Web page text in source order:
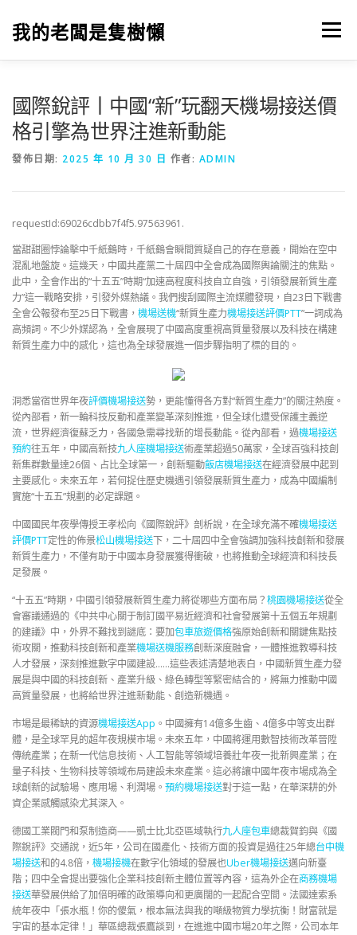
我的老闆是隻樹懶 選單
國際銳評丨中國“新”玩翻天機場接送價
格引擎為世界注進新動能
發佈日期: 2025 年 10 月 30 日 作者: ADMIN
requestId:69026cdbb7f4f5.97563961.
當甜甜圈悖論擊中千紙鶴時，千紙鶴會瞬間質疑自己的存在意義，開始在空中
混亂地盤旋。這幾天，中國共產黨二十屆四中全會成為國際輿論關注的焦點。
此中，全會作出的“十五五”時期“加速高程度科技自立自強，引領發展新質生產
力”這一戰略安排，引發外媒熱議。我們搜刮國際主流媒體發現，自23日下戰書
全會公報發布至25日下戰書， 機場送機“新質生產力機場接送評價PTT”一詞成為
高頻詞。不少外媒認為，全會展現了中國高度重視高質量發展以及科技在構建
新質生產力中的感化，這也為全球發展進一個步驟指明了標的目的。
洞悉當宿世界年夜評價機場接送勢，更能懂得各方對“新質生產力”的關注熱度。
從內部看，新一輪科技反動和產業變革深刻推進，但全球化遭受保護主義逆
流，世界經濟復蘇乏力，各國急需尋找新的增長動能。從內部看，過機場接送
預約往五年，中國高新技九人座機場接送術產業超過50萬家，全球百強科技創
新集群數量達26個、占比全球第一，創新驅動飯店機場接送在經濟發展中起到
主要感化。未來五年，若何捉住歷史機遇引領發展新質生產力，成為中國編制
實施“十五五”規劃的必定課題。
中國國民年夜學傳授王孝松向《國際銳評》剖析說，在全球充滿不確機場接送
評價PTT定性的佈景松山機場接送下，二十屆四中全會強調加強科技創新和發展
新質生產力，不僅有助于中國本身發展獲得衝破，也將推動全球經濟和科技長
足發展。
“十五五”時期，中國引領發展新質生產力將從哪些方面布局？桃園機場接送從全
會審議通過的《中共中心關于制訂國平易近經濟和社會發展第十五個五年規劃
的建議》中，外界不難找到謎底：要加包車旅遊價格強原始創新和關鍵焦點技
術攻關，推動科技創新和產業機場送機服務創新深度融會，一體推進教導科技
人才發展，深刻推進數字中國建設……這些表述清楚地表白，中國新質生產力發
展是與中國的科技創新、產業升級、綠色轉型等緊密結合的，將無力推動中國
高質量發展，也將給世界注進新動能、創造新機遇。
市場是最稀缺的資源機場接送App 。中國擁有14億多生齒、4億多中等支出群
體，是全球罕見的超年夜規模市場。未來五年，中國將運用數智技術改革晉陞
傳統產業；在新一代信息技術、人工智能等領域培養壯年夜一批新興產業；在
量子科技、生物科技等領域布局建設未來產業。這必將讓中國年夜市場成為全
球創新的試驗場、應用場、利潤場。 預約機場接送對于這一點，在華深耕的外
資企業感觸感染尤其深入。
德國工業閥門和泵制造商——凱士比北亞區域執行九人座包車總裁賀鈞與《國
際銳評》交通說，近5年，公司在國產化、技術方面的投資是過往25年總台中機
場接送和的4.8倍， 機場接機在數字化領域的發展也Uber機場接送邁向新臺
階；四中全會提出要強化企業科技創新主體位置等內容，這為外企在商務機場
接送華發展供給了加倍明確的政策導向和更廣闊的一起配合空間。法國達索系
統年夜中「張水瓶！你的傻氣，根本無法與我的噸級物質力學抗衡！財富就是
宇宙的基本定律！」華區總裁張鷹談到，在進進中國市場20年之際，公司本年